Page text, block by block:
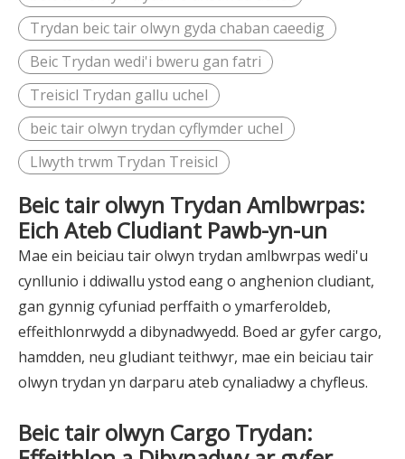
Trydan beic tair olwyn gyda chaban caeedig
Beic Trydan wedi'i bweru gan fatri
Treisicl Trydan gallu uchel
beic tair olwyn trydan cyflymder uchel
Llwyth trwm Trydan Treisicl
Beic tair olwyn Trydan Amlbwrpas:
Eich Ateb Cludiant Pawb-yn-un
Mae ein beiciau tair olwyn trydan amlbwrpas wedi'u
cynllunio i ddiwallu ystod eang o anghenion cludiant,
gan gynnig cyfuniad perffaith o ymarferoldeb,
effeithlonrwydd a dibynadwyedd. Boed ar gyfer cargo,
hamdden, neu gludiant teithwyr, mae ein beiciau tair
olwyn trydan yn darparu ateb cynaliadwy a chyfleus.
Beic tair olwyn Cargo Trydan: